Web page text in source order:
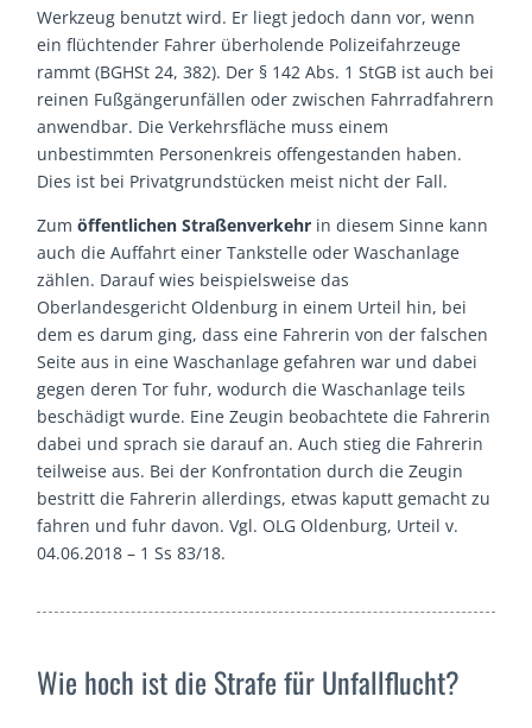
Werkzeug benutzt wird. Er liegt jedoch dann vor, wenn
ein flüchtender Fahrer überholende Polizeifahrzeuge
rammt (BGHSt 24, 382). Der § 142 Abs. 1 StGB ist auch bei
reinen Fußgängerunfällen oder zwischen Fahrradfahrern
anwendbar. Die Verkehrsfläche muss einem
unbestimmten Personenkreis offengestanden haben.
Dies ist bei Privatgrundstücken meist nicht der Fall.
Zumöffentlichen Straßenverkehr in diesem Sinne kann
auch die Auffahrt einer Tankstelle oder Waschanlage
zählen. Darauf wies beispielsweise das
Oberlandesgericht Oldenburg in einem Urteil hin, bei
dem es darum ging, dass eine Fahrerin von der falschen
Seite aus in eine Waschanlage gefahren war und dabei
gegen deren Tor fuhr, wodurch die Waschanlage teils
beschädigt wurde. Eine Zeugin beobachtete die Fahrerin
dabei und sprach sie darauf an. Auch stieg die Fahrerin
teilweise aus. Bei der Konfrontation durch die Zeugin
bestritt die Fahrerin allerdings, etwas kaputt gemacht zu
fahren und fuhr davon. Vgl. OLG Oldenburg, Urteil v.
04.06.2018 – 1 Ss 83/18.
Wie hoch ist die Strafe für Unfallflucht?